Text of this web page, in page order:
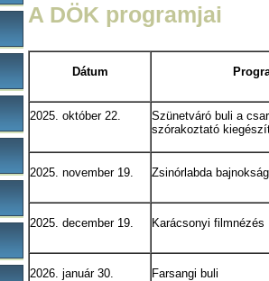
A DÖK programjai
Dátum
2025. október 22.
Szünetváró buli a
szórakoztató
2025. november 19. Zsinórlabda bajnokság
2025. december 19. Karácsonyi filmnézés
2026. január 30. Farsangi buli